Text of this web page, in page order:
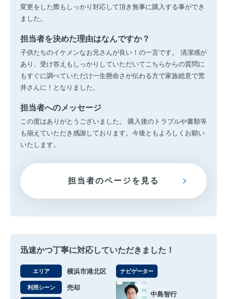
変更をした際もしっかり対応して頂き無事に購入する事ができ
ました。
担当者を決めた理由はなんですか？
子供たちのイケメンなお兄さんが良い！の一言です。 清潔感が
あり、受け答えもしっかりしていただいてこちらからの質問に
もすぐに調べていただけ一生懸命さが伝わる方で家族総意で荒
井さんに！となりました。
担当者へのメッセージ
この度はありがとうございました。 購入後のトラブルや書類等
も揃えていただき感謝しております。今後ともよろしくお願い
いたします。
担当者のページを見る
迅速かつ丁寧に対応していただきました！
エリア 横浜市港北区
利用シーン 売却
ナビゲーター
中島智行